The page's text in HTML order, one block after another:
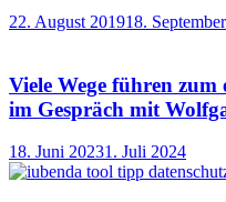
22. August 201918.
Viele Wege führen
im Gespräch mit
18. Juni 20231. Juli 2024